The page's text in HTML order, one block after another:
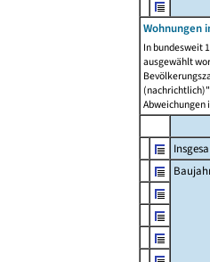
Wohnungen
In bundesweit
ausgewählt
Abweichungen